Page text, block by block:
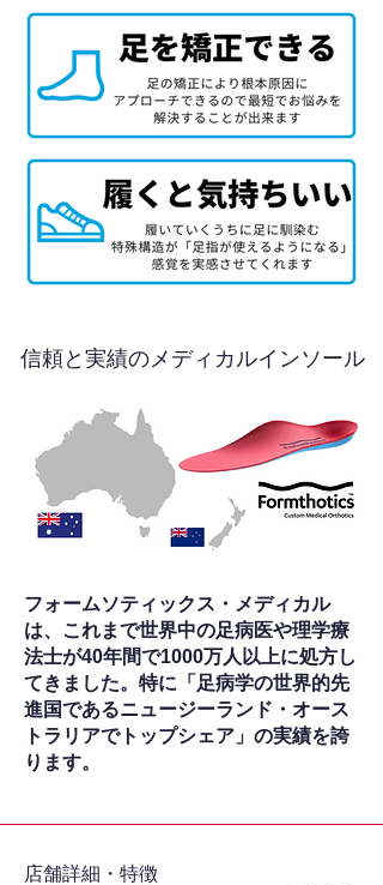
信頼と実績のメディカルインソール
フォームソティックス・メディカル
は、これまで世界中の足病医や理学療
法士が40年間で1000万人以上に処方し
てきました。特に「足病学の世界的先
進国であるニュージーランド・オース
トラリアでトップシェア」の実績を誇
ります。
​店舗詳細・特徴